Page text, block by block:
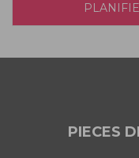
PIECES